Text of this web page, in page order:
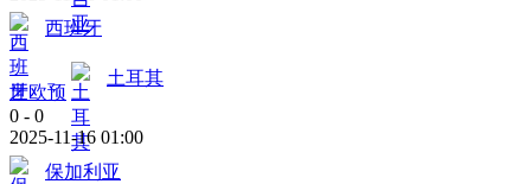
西班牙
世欧预
土耳其
0 - 0
2025-11-16 01:00
保加利亚